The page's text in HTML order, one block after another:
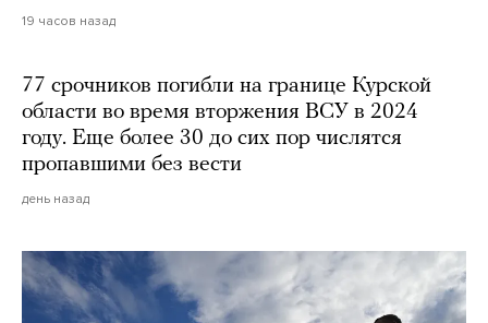
19 часов назад
77 срочников погибли на границе Курской
области во время вторжения ВСУ в 2024
году. Еще более 30 до сих пор числятся
пропавшими без вести
день назад